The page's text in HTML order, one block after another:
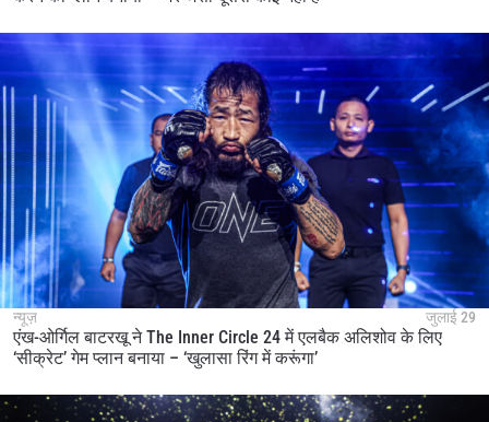
न्यूज़ जुलाई 29
एंख-ओर्गिल बाटरखू ने The Inner Circle 24 में एलबैक अलिशोव के लिए
‘सीक्रेट’ गेम प्लान बनाया – ‘खुलासा रिंग में करूंगा’